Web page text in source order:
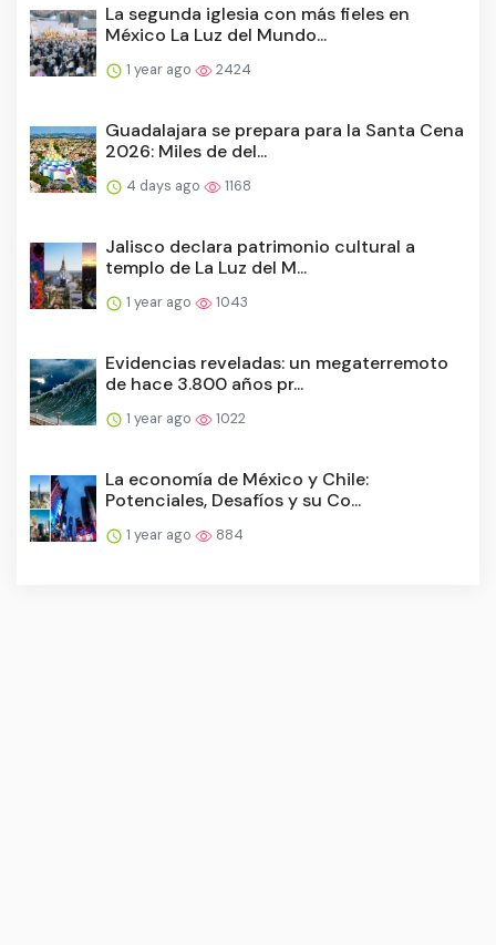
La segunda iglesia con más fieles en
México La Luz del Mundo...
1 year ago 2424
Guadalajara se prepara para la Santa Cena
2026: Miles de del...
4 days ago 1168
Jalisco declara patrimonio cultural a
templo de La Luz del M...
1 year ago 1043
Evidencias reveladas: un megaterremoto
de hace 3.800 años pr...
1 year ago 1022
La economía de México y Chile:
Potenciales, Desafíos y su Co...
1 year ago 884